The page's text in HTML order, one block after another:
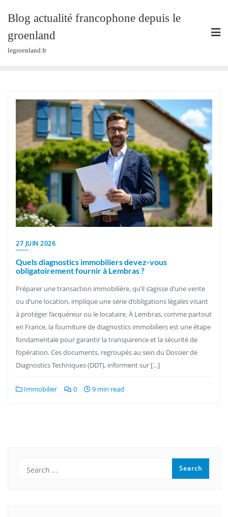
content
Blog actualité francophone depuis le
groenland
legroenland.fr
27 JUIN 2026
Quels diagnostics immobiliers devez-vous
obligatoirement fournir à Lembras ?
Préparer une transaction immobilière, qu’il s’agisse d’une vente
ou d’une location, implique une série d’obligations légales visant
à protéger l’acquéreur ou le locataire. À Lembras, comme partout
en France, la fourniture de diagnostics immobiliers est une étape
fondamentale pour garantir la transparence et la sécurité de
l’opération. Ces documents, regroupés au sein du Dossier de
Diagnostics Techniques (DDT), informent sur […]
Immobilier 0 9 min read